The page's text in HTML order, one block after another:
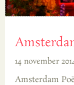
14 november
Amsterdam